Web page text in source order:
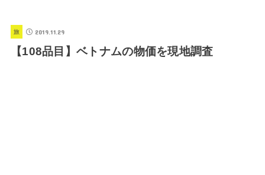
旅 2019.11.29
【108品目】ベトナムの物価を現地調査